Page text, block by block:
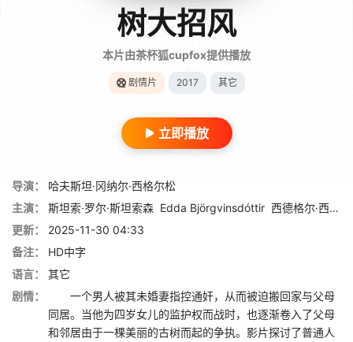
树大招风
本片由茶杯狐cupfox提供播放
剧情片 2017 其它
立即播放
导演：
哈夫斯坦·冈纳尔·西格尔松
主演：
斯坦索·罗尔·斯坦索森 Edda Björgvinsdóttir 西德格尔·西乌尔乔森
更新：
2025-11-30 04:33
备注：
HD中字
语言：
其它
剧情：
一个男人被其未婚妻指控通奸，从而被迫搬回家与父母
同居。当他为四岁女儿的监护权而战时，也逐渐卷入了父母
和邻居由于一棵美丽的古树而起的争执。影片探讨了普通人